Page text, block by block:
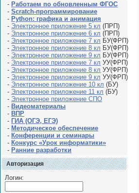
- Работаем по обновленным ФГОС
- Scratch-программирование
- Python: графика и анимация
- Электронное приложение 5 кл (ПРП)
- Электронное приложение 6 кл (ПРП)
- Электронное приложение 7 кл БУ(ФРП)
- Электронное приложение 8 кл БУ(ФРП)
- Электронное приложение 9 кл БУ(ФРП)
- Электронное приложение 7 кл УУ(ФРП)
- Электронное приложение 8 кл УУ(ФРП)
- Электронное приложение 9 кл УУ(ФРП)
- Электронное приложение 10 кл (БУ)
- Электронное приложение 11 кл (БУ)
- Электронное приложение СПО
- Видеоматериалы
- ВПР
- ГИА (ОГЭ, ЕГЭ)
- Методическое обеспечение
- Конференции и семинары
- Конкурс «Урок информатики»
- Ранние разработки
Авторизация
Логин: